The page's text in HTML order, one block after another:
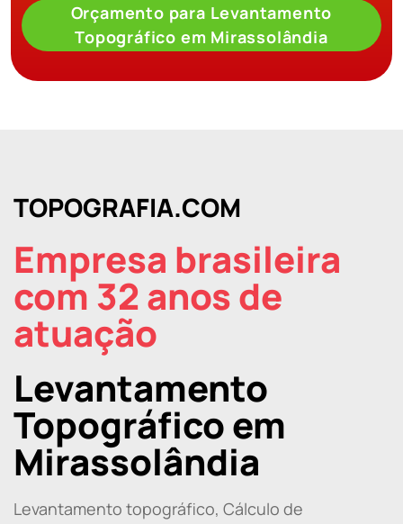
Orçamento para Levantamento
Topográfico em Mirassolândia
TOPOGRAFIA.COM
Empresa brasileira
com 32 anos de
atuação
Levantamento
Topográfico em
Mirassolândia
Levantamento topográfico, Cálculo de